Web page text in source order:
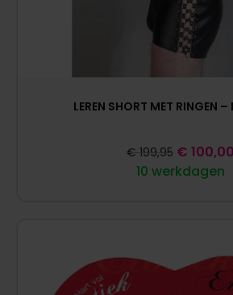
LEREN SHORT MET RINGEN –
10 werkdagen
€ 199,95 € 100,00